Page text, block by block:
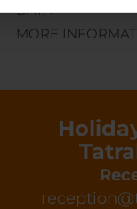
DATA
MORE